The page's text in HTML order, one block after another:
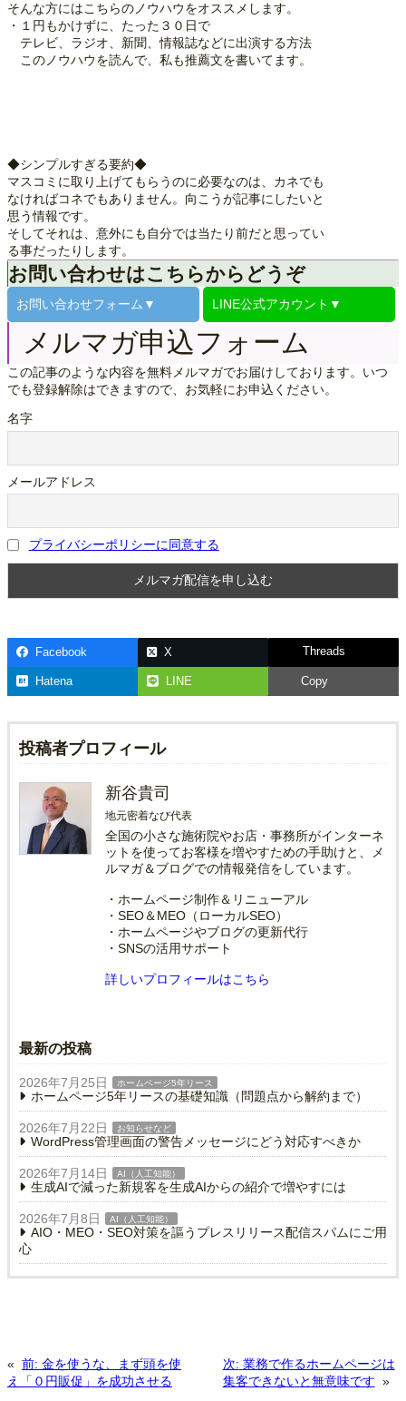
そんな方にはこちらのノウハウをオススメします。
・１円もかけずに、たった３０日で
テレビ、ラジオ、新聞、情報誌などに出演する方法
このノウハウを読んで、私も推薦文を書いてます。
◆シンプルすぎる要約◆
マスコミに取り上げてもらうのに必要なのは、カネでも
なければコネでもありません。向こうが記事にしたいと
思う情報です。
そしてそれは、意外にも自分では当たり前だと思ってい
る事だったりします。
お問い合わせはこちらからどうぞ
お問い合わせフォーム▼ LINE公式アカウント▼
メルマガ申込フォーム
この記事のような内容を無料メルマガでお届けしております。いつ
でも登録解除はできますので、お気軽にお申込ください。
名字
メールアドレス
プライバシーポリシーに同意する
Facebook X Threads
Hatena LINE Copy
投稿者プロフィール
新谷貴司
地元密着なび代表
全国の小さな施術院やお店・事務所がインターネ
ットを使ってお客様を増やすための手助けと、メ
ルマガ＆ブログでの情報発信をしています。
・ホームページ制作＆リニューアル
・SEO＆MEO（ローカルSEO）
・ホームページやブログの更新代行
・SNSの活用サポート
詳しいプロフィールはこちら
最新の投稿
2026年7月25日 ホームページ5年リース
ホームページ5年リースの基礎知識（問題点から解約まで）
2026年7月22日 お知らせなど
WordPress管理画面の警告メッセージにどう対応すべきか
2026年7月14日 AI（人工知能）
生成AIで減った新規客を生成AIからの紹介で増やすには
2026年7月8日 AI（人工知能）
AIO・MEO・SEO対策を謳うプレスリリース配信スパムにご用
心
« 前: 金を使うな、まず頭を使
え「０円販促」を成功させる
次: 業務で作るホームページは
集客できないと無意味です »